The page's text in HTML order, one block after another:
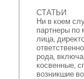
СТАТЬИ
Ни в коем
партнеры по
лица,
рода,
косвенные,
возникшие